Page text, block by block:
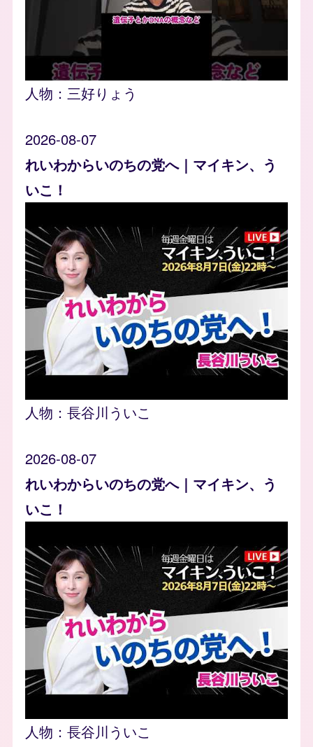
人物： 三好りょう
2026-08-07
れいわからいのちの党へ｜マイキン、う
いこ！
人物： 長谷川ういこ
2026-08-07
れいわからいのちの党へ｜マイキン、う
いこ！
人物： 長谷川ういこ